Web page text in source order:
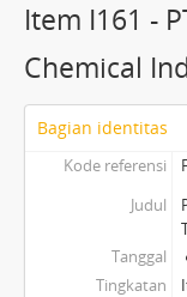
Item I161 -
Chemical
Bagian identitas
Kode referensi
Judul
Tanggal
Tingkatan